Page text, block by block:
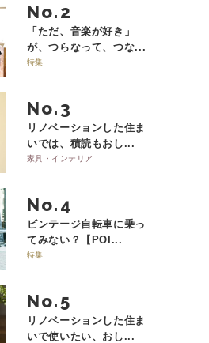
No.
「ただ、音楽が好き」
が、つらなって、つな...
特集
No.
リノベーションした住ま
いでは、積読もおし...
家具・インテリア
No.
ビンテージ自転車に乗っ
てみない？【POI...
特集
No.
リノベーションした住ま
いで使いたい、おし...